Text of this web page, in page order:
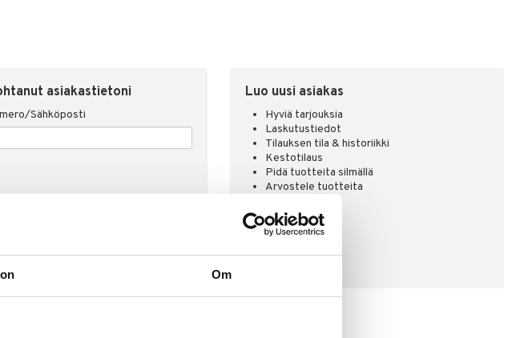
Om
asiakastietoni
Sähköposti
Luo uusi asiakas
Hyviä tarjouksia
Laskutustiedot
Tilauksen tila & historiikki
Kestotilaus
Pidä tuotteita silmällä
Arvostele tuotteita